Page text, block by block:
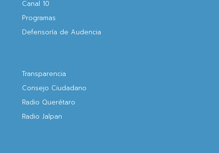
Canal 10
Programas
Defensoría de Audencia
Transparencia
Consejo Ciudadano
Radio Querétaro
Radio Jalpan